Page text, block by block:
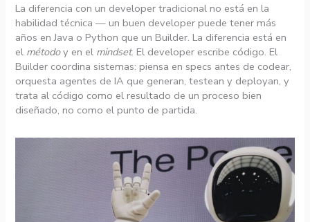
La diferencia con un developer tradicional no está en la
habilidad técnica — un buen developer puede tener más
años en Java o Python que un Builder. La diferencia está en
el métodoy en el mindset. El developer escribe código. El
Builder coordina sistemas: piensa en specs antes de codear,
orquesta agentes de IA que generan, testean y deployan, y
trata al código como el resultado de un proceso bien
diseñado, no como el punto de partida.